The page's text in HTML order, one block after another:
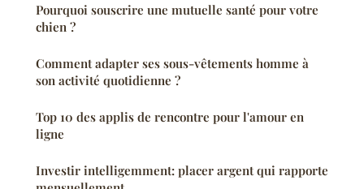
Pourquoi souscrire une mutuelle santé pour votre
chien ?
Comment adapter ses sous-vêtements homme à
son activité quotidienne ?
Top 10 des applis de rencontre pour l'amour en
ligne
Investir intelligemment: placer argent qui rapporte